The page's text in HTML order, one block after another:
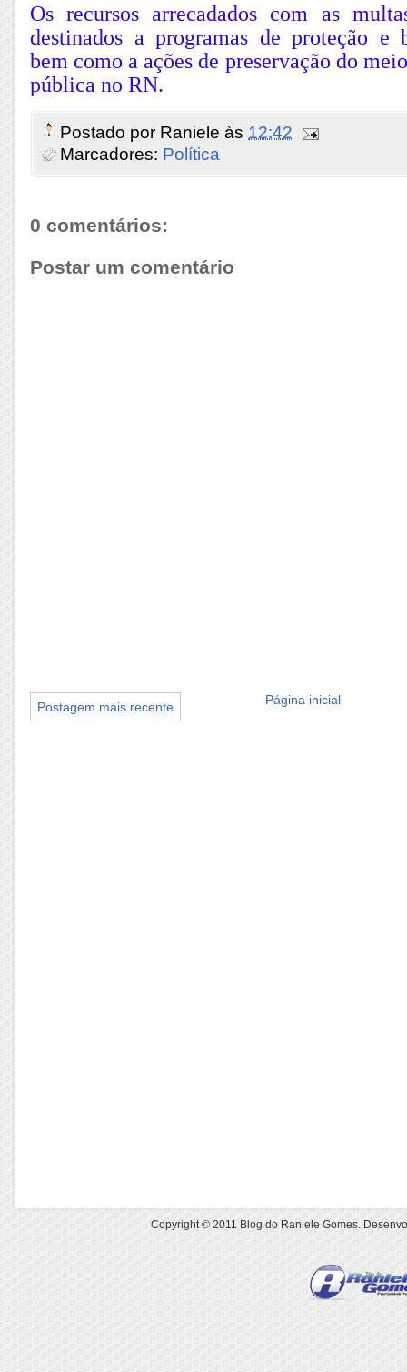
Os recursos arrecadados com as
destinados a programas de proteção e
bem como a ações de preservação do
pública no RN.
Postado por Raniele às 12:42
Marcadores: Política
0 comentários:
Postar um comentário
Postagem mais recente Página inicial
Copyright © 2011Blog do Raniele Gomes.